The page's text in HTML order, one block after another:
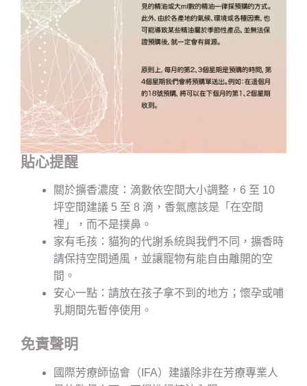
貼心提醒
關於擴香濃度：滴數依空間大小調整，6 至 10
坪空間建議 5 至 8 滴，香氣應該是「在空間
裡」，而不是撲鼻。
家有毛孩：貓狗的代謝系統與我們不同，擴香時
請保持空間通風，並讓寵物有能自由離開的空
間。
安心一點：請放在孩子拿不到的地方；懷孕或哺
乳期間先暫停使用。
免責聲明
國際芳療師協會（IFA）建議除非在芳療專業人